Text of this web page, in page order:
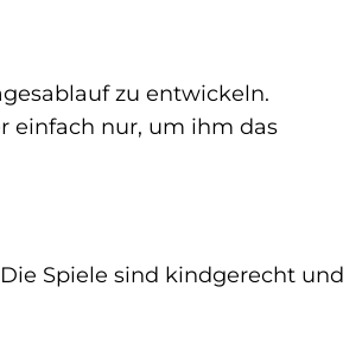
zu entwickeln.
einfach nur, um ihm das
Spiele sind kindgerecht und